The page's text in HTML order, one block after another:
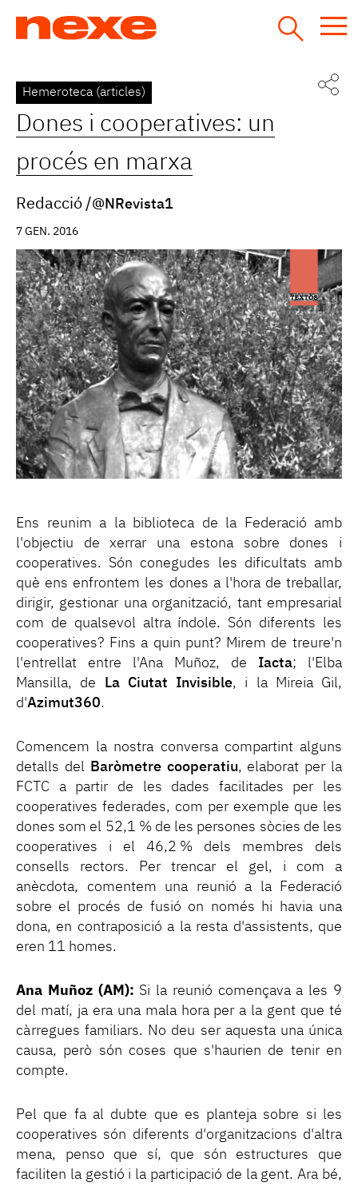
Back
to
top
Hemeroteca (articles)
Dones i cooperatives: un
procés en marxa
Redacció @NRevista1
7 GEN. 2016
Ens reunim a la biblioteca de la Federació amb
l'objectiu de xerrar una estona sobre dones i
cooperatives. Són conegudes les dificultats amb
què ens enfrontem les dones a l'hora de treballar,
dirigir, gestionar una organització, tant empresarial
com de qualsevol altra índole. Són diferents les
cooperatives? Fins a quin punt? Mirem de treure'n
l'entrellat entre l'Ana Muñoz, de Iacta; l'Elba
Mansilla, de La Ciutat Invisible, i la Mireia Gil,
d'Azimut360.
Comencem la nostra conversa compartint alguns
detalls del Baròmetre cooperatiu, elaborat per la
FCTC a partir de les dades facilitades per les
cooperatives federades, com per exemple que les
dones som el 52,1 % de les persones sòcies de les
cooperatives i el 46,2 % dels membres dels
consells rectors. Per trencar el gel, i com a
anècdota, comentem una reunió a la Federació
sobre el procés de fusió on només hi havia una
dona, en contraposició a la resta d'assistents, que
eren 11 homes.
Ana Muñoz (AM): Si la reunió començava a les 9
del matí, ja era una mala hora per a la gent que té
càrregues familiars. No deu ser aquesta una única
causa, però són coses que s'haurien de tenir en
compte.
Pel que fa al dubte que es planteja sobre si les
cooperatives són diferents d'organitzacions d'altra
mena, penso que sí, que són estructures que
faciliten la gestió i la participació de la gent. Ara bé,